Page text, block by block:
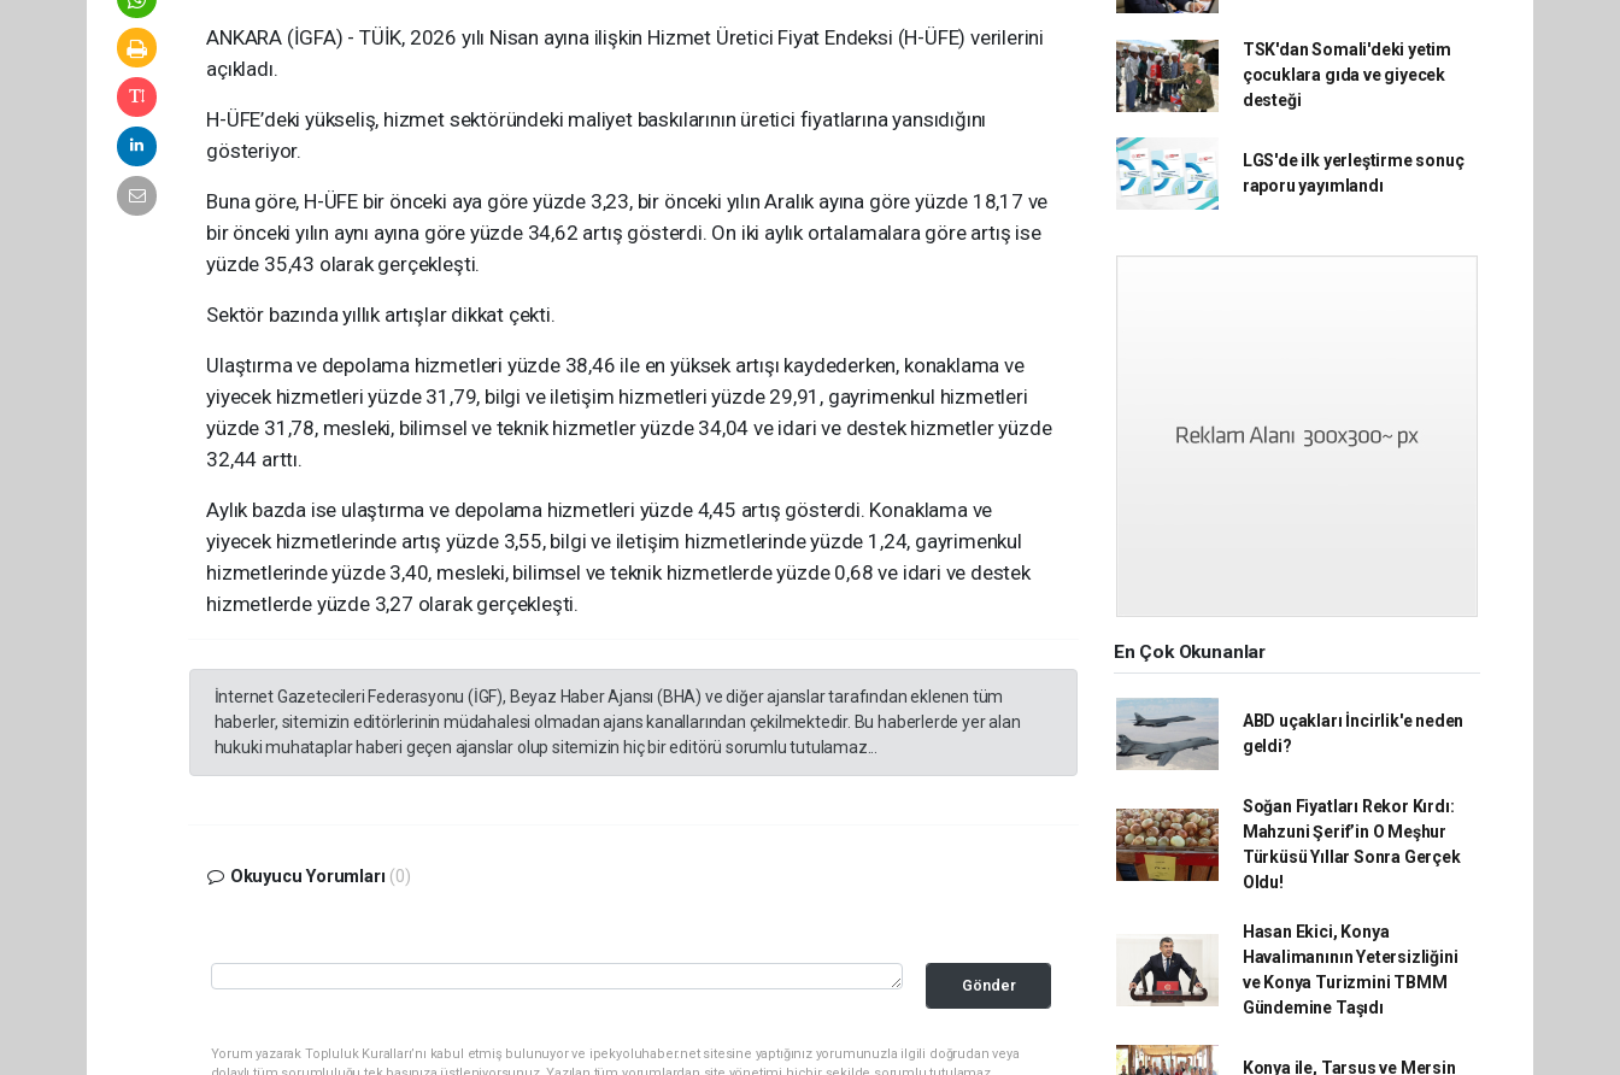
ANKARA (İGFA) - TÜİK, 2026 yılı Nisan ayına ilişkin Hizmet Üretici Fiyat Endeksi (H-ÜFE) verilerini
açıkladı.
H-ÜFE’deki yükseliş, hizmet sektöründeki maliyet baskılarının üretici fiyatlarına yansıdığını
gösteriyor.
Buna göre, H-ÜFE bir önceki aya göre yüzde 3,23, bir önceki yılın Aralık ayına göre yüzde 18,17 ve
bir önceki yılın aynı ayına göre yüzde 34,62 artış gösterdi. On iki aylık ortalamalara göre artış ise
yüzde 35,43 olarak gerçekleşti.
Sektör bazında yıllık artışlar dikkat çekti.
Ulaştırma ve depolama hizmetleri yüzde 38,46 ile en yüksek artışı kaydederken, konaklama ve
yiyecek hizmetleri yüzde 31,79, bilgi ve iletişim hizmetleri yüzde 29,91, gayrimenkul hizmetleri
yüzde 31,78, mesleki, bilimsel ve teknik hizmetler yüzde 34,04 ve idari ve destek hizmetler yüzde
32,44 arttı.
Aylık bazda ise ulaştırma ve depolama hizmetleri yüzde 4,45 artış gösterdi. Konaklama ve
yiyecek hizmetlerinde artış yüzde 3,55, bilgi ve iletişim hizmetlerinde yüzde 1,24, gayrimenkul
hizmetlerinde yüzde 3,40, mesleki, bilimsel ve teknik hizmetlerde yüzde 0,68 ve idari ve destek
hizmetlerde yüzde 3,27 olarak gerçekleşti.
İnternet Gazetecileri Federasyonu (İGF), Beyaz Haber Ajansı (BHA) ve diğer ajanslar tarafından eklenen tüm
haberler, sitemizin editörlerinin müdahalesi olmadan ajans kanallarından çekilmektedir. Bu haberlerde yer alan
hukuki muhataplar haberi geçen ajanslar olup sitemizin hiç bir editörü sorumlu tutulamaz...
Okuyucu Yorumları (0)
Gönder
Yorum yazarak Topluluk Kuralları’nı kabul etmiş bulunuyor ve ipekyoluhaber.net sitesine yaptığınız yorumunuzla ilgili doğrudan veya
TSK'dan Somali'deki yetim
çocuklara gıda ve giyecek
desteği
LGS'de ilk yerleştirme sonuç
raporu yayımlandı
En Çok Okunanlar
ABD uçakları İncirlik'e neden
geldi?
Soğan Fiyatları Rekor Kırdı:
Mahzuni Şerif’in O Meşhur
Türküsü Yıllar Sonra Gerçek
Oldu!
Hasan Ekici, Konya
Havalimanının Yetersizliğini
ve Konya Turizmini TBMM
Gündemine Taşıdı
Konya ile, Tarsus ve Mersin